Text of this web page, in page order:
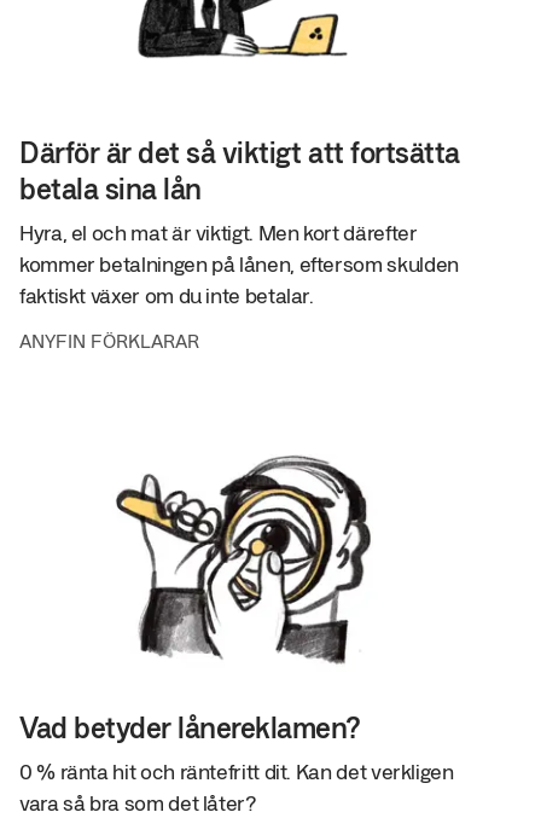
Därför är det så viktigt att fortsätta
betala sina lån
Hyra, el och mat är viktigt. Men kort därefter
kommer betalningen på lånen, eftersom skulden
faktiskt växer om du inte betalar.
ANYFIN FÖRKLARAR
Vad betyder lånereklamen?
0 % ränta hit och räntefritt dit. Kan det verkligen
vara så bra som det låter?